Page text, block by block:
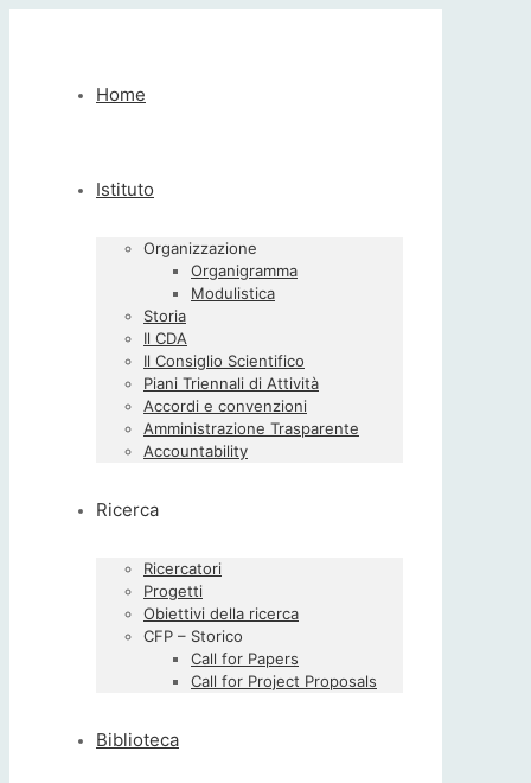
Home
Istituto
Organizzazione
Organigramma
Modulistica
Storia
Il CDA
Il Consiglio Scientifico
Piani Triennali di Attività
Accordi e convenzioni
Amministrazione Trasparente
Accountability
Ricerca
Ricercatori
Progetti
Obiettivi della ricerca
CFP – Storico
Call for Papers
Call for Project Proposals
Biblioteca